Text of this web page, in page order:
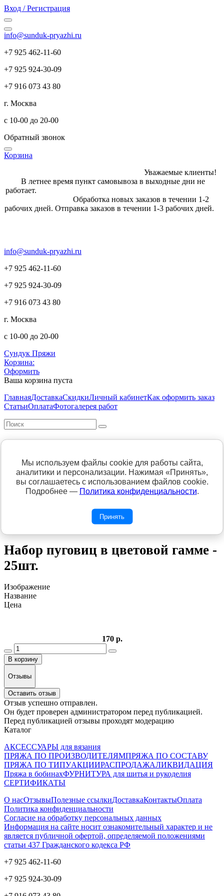
Вход / Регистрация
info@sunduk-pryazhi.ru
+7 925 462-11-60
+7 925 924-30-09
+7 916 073 43 80
г. Москва
с 10-00 до 20-00
Обратный звонок
Корзина
Уважаемые клиенты!
В летнее время пункт самовывоза в выходные дни не
работает.
Обработка новых заказов в течении 1-2
рабочих дней. Отправка заказов в течении 1-3 рабочих дней.
info@sunduk-pryazhi.ru
+7 925 462-11-60
+7 925 924-30-09
+7 916 073 43 80
г. Москва
с 10-00 до 20-00
Сундук Пряжи
Корзина:
Оформить
Ваша корзина пуста
ГлавнаяДоставкаСкидкиЛичный кабинетКак оформить заказ
СтатьиОплатаФотогалерея работ
ФУРНИТУРА для шитья и рукоделия
Набор пуговиц в цветовой гамме -
25шт.
Изображение
Название
Цена
170 р.
В корзину
Отзывы
Оставить отзыв
Отзыв успешно отправлен.
Он будет проверен администратором перед публикацией.
Перед публикацией отзывы проходят модерацию
Каталог
АКСЕССУАРЫ для вязания
ПРЯЖА ПО ПРОИЗВОДИТЕЛЯМПРЯЖА ПО СОСТАВУ
ПРЯЖА ПО ТИПУАКЦИИРАСПРОДАЖАЛИКВИДАЦИЯ
Пряжа в бобинахФУРНИТУРА для шитья и рукоделия
СЕРТИФИКАТЫ
О насОтзывыПолезные ссылкиДоставкаКонтактыОплата
Политика конфиденциальности
Согласие на обработку персональных данных
Информация на сайте носит ознакомительный характер и не
является публичной офертой, определяемой положениями
статьи 437 Гражданского кодекса РФ
+7 925 462-11-60
+7 925 924-30-09
Мы используем файлы cookie для работы сайта,
аналитики и персонализации. Нажимая «Принять»,
вы соглашаетесь с использованием файлов cookie.
Подробнее — Политика конфиденциальности
Принять